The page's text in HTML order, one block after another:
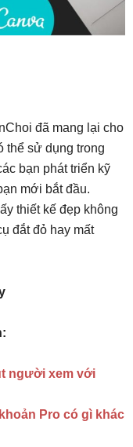
đã mang lại cho
thể sử dụng trong
bạn phát triển kỹ
mới bắt đầu.
thiết kế đẹp không
đắt đỏ hay mất
người xem với
Pro có gì khác